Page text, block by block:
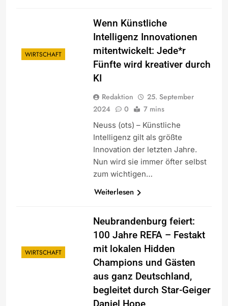
WIRTSCHAFT
Wenn Künstliche
Intelligenz Innovationen
mitentwickelt: Jede*r
Fünfte wird kreativer durch
KI
Redaktion
25. September
2024
0 7 mins
Neuss (ots) – Künstliche
Intelligenz gilt als größte
Innovation der letzten Jahre.
Nun wird sie immer öfter selbst
zum wichtigen…
Weiterlesen
WIRTSCHAFT
Neubrandenburg feiert:
100 Jahre REFA – Festakt
mit lokalen Hidden
Champions und Gästen
aus ganz Deutschland,
begleitet durch Star-Geiger
Daniel Hope